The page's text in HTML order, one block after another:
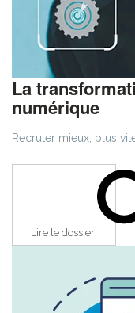
La
numérique
Recruter mieux, plus
Lire le dossier